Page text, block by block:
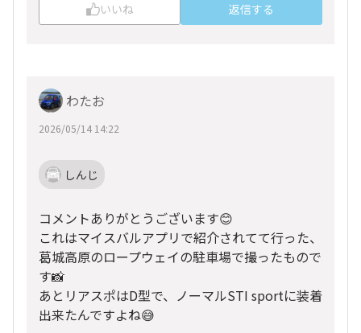
いいね 返信する
わたお
2026/05/14 14:22
しんじ
コメントありがとうございます😊
これはマイスバルアプリで紹介されてて行った、
葛城高原のロープウェイの駐車場で撮ったもので
す📸
あとリアスポはD型で、ノーマルSTI sportに装着
出来たんですよね😅